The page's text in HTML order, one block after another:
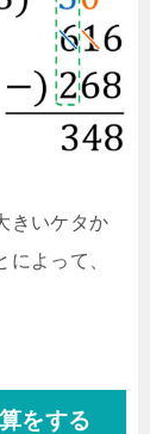
きいケタか
よって、
をする